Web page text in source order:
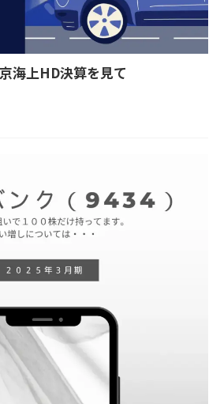
海上HD決算を見て